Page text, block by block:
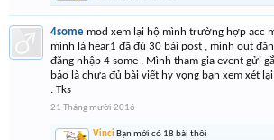
4some mod xem lại hộ mình trường hợp acc
mình là hear1 đã đủ 30 bài post , mình out
đăng nhập 4 some . Mình tham gia event gửi
báo là chưa đủ bài viết hy vọng bạn xem xét
. Tks
21 Tháng mười 2016
Vinci Bạn mới có 18 bài thôi